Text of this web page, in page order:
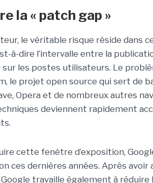
la « patch gap »
le véritable risque réside dans
à-dire l’intervalle entre la
les postes utilisateurs. Le
le projet open source qui sert de
Opera et de nombreux autres
deviennent rapidement
cette fenêtre d’exposition,
ces dernières années. Après
travaille également à